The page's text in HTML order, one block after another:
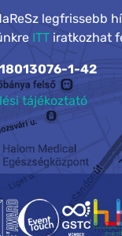
legfrissebb
ITTiratkozhat
1-42
tájékoztató